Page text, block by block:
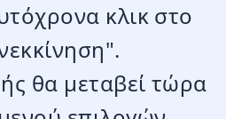
κλικ στο
θα μεταβεί τώρα